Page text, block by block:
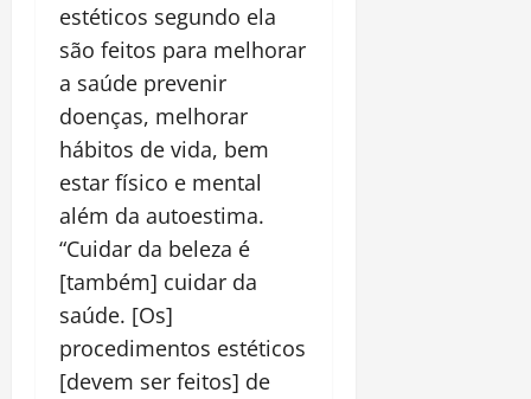
estéticos segundo ela
são feitos para melhorar
a saúde prevenir
doenças, melhorar
hábitos de vida, bem
estar físico e mental
além da autoestima.
“Cuidar da beleza é
[também] cuidar da
saúde. [Os]
procedimentos estéticos
[devem ser feitos] de